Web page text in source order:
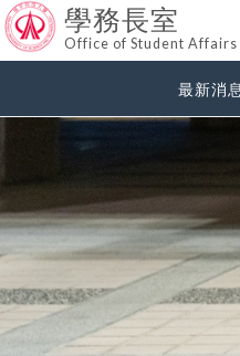
學務長室
Office of Student Affairs
最新消息